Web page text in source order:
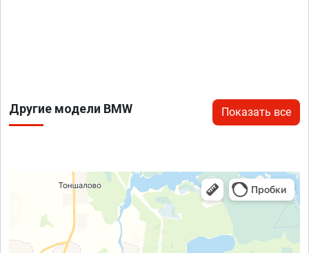
Другие модели BMW Показать все